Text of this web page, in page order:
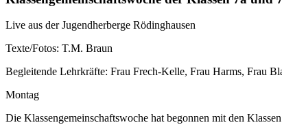
Live aus der Jugendherberge Rödinghausen
Texte/Fotos: T.M. Braun
Begleitende Lehrkräfte: Frau Frech-Kelle, Frau Harms, Frau
Montag
Die Klassengemeinschaftswoche hat begonnen mit den